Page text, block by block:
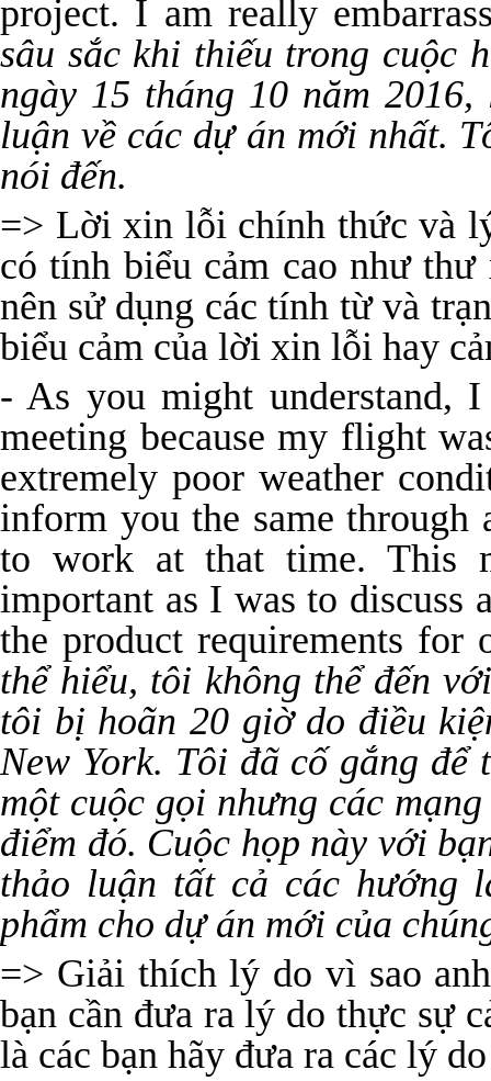
project. I am really
sâu sắc khi thiếu trong cuộc
ngày 15 tháng 10 năm
luận về các dự án mới nhất.
nói đến.
=> Lời xin lỗi chính thức và
có tính biểu cảm cao như
nên sử dụng các tính từ và
biểu cảm của lời xin lỗi hay
- As you might understand,
meeting because my flight
extremely poor weather
inform you the same
to work at that time. This
important as I was to discuss
the product requirements
thể hiểu, tôi không thể đến
tôi bị hoãn 20 giờ do điều
New York. Tôi đã cố gắng để
một cuộc gọi nhưng các
điểm đó. Cuộc họp này với
thảo luận tất cả các hướng
phẩm cho dự án mới của
=> Giải thích lý do vì sao
bạn cần đưa ra lý do thực sự
là các bạn hãy đưa ra các lý